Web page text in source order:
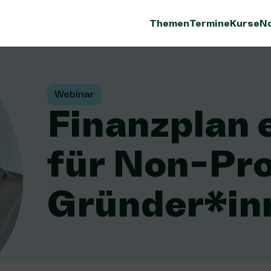
ThemenTermineKurse
Webinar
Finanzplan
für Non-